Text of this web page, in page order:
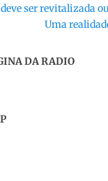
ser revitalizada
Uma
DA RADIO